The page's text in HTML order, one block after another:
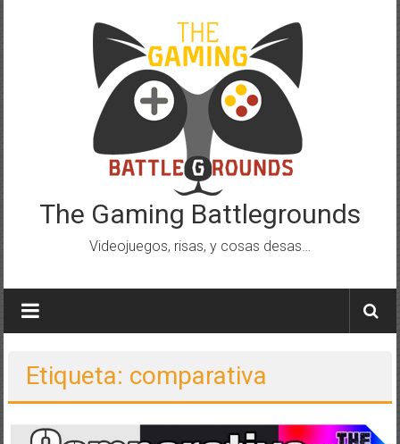
The Gaming Battlegrounds
Videojuegos, risas, y cosas desas…
Etiqueta: comparativa